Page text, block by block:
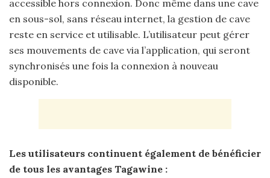
accessible hors connexion. Donc même dans une cave
en sous-sol, sans réseau internet, la gestion de cave
reste en service et utilisable. L’utilisateur peut gérer
ses mouvements de cave via l’application, qui seront
synchronisés une fois la connexion à nouveau
disponible.
Les utilisateurs continuent également de bénéficier
de tous les avantages Tagawine :